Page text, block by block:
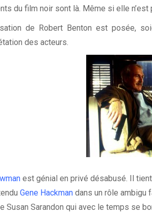
du film noir sont là. Même si elle
de Robert Benton est posée,
des acteurs.
est génial en privé désabusé. Il
Gene Hackman dans un rôle ambigu
Susan Sarandon qui avec le temps se